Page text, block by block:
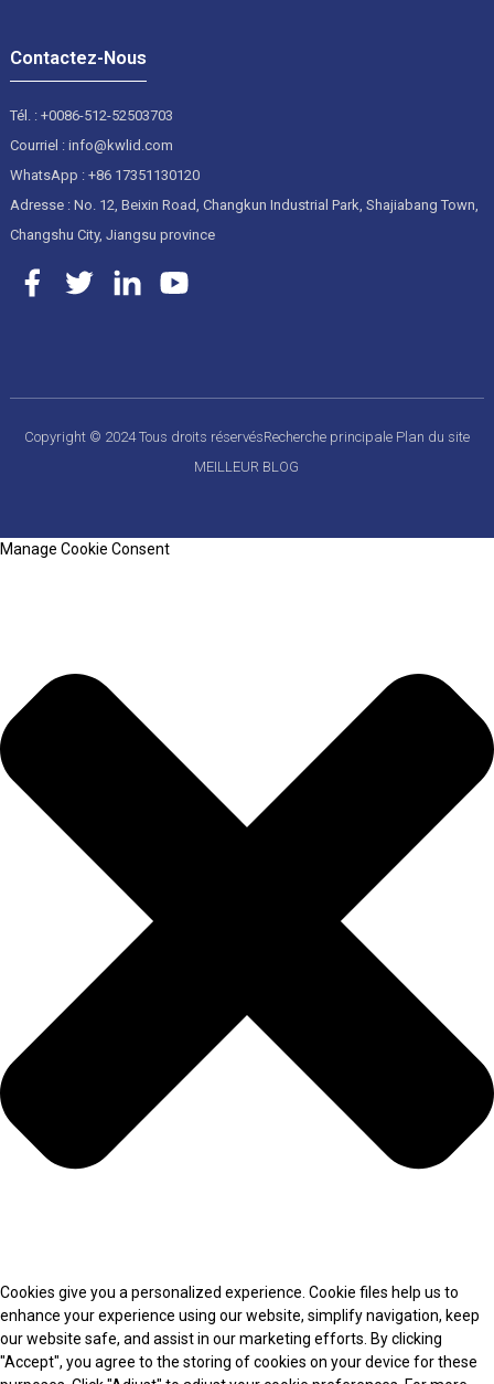
Contactez-Nous
Tél. : +0086-512-52503703
Courriel : info@kwlid.com
WhatsApp : +86 17351130120
Adresse : No. 12, Beixin Road, Changkun Industrial Park, Shajiabang Town,
Changshu City, Jiangsu province
Copyright © 2024 Tous droits réservésRecherche principale Plan du site
MEILLEUR BLOG
Manage Cookie Consent
Cookies give you a personalized experience. Cookie files help us to
enhance your experience using our website, simplify navigation, keep
our website safe, and assist in our marketing efforts. By clicking
"Accept", you agree to the storing of cookies on your device for these